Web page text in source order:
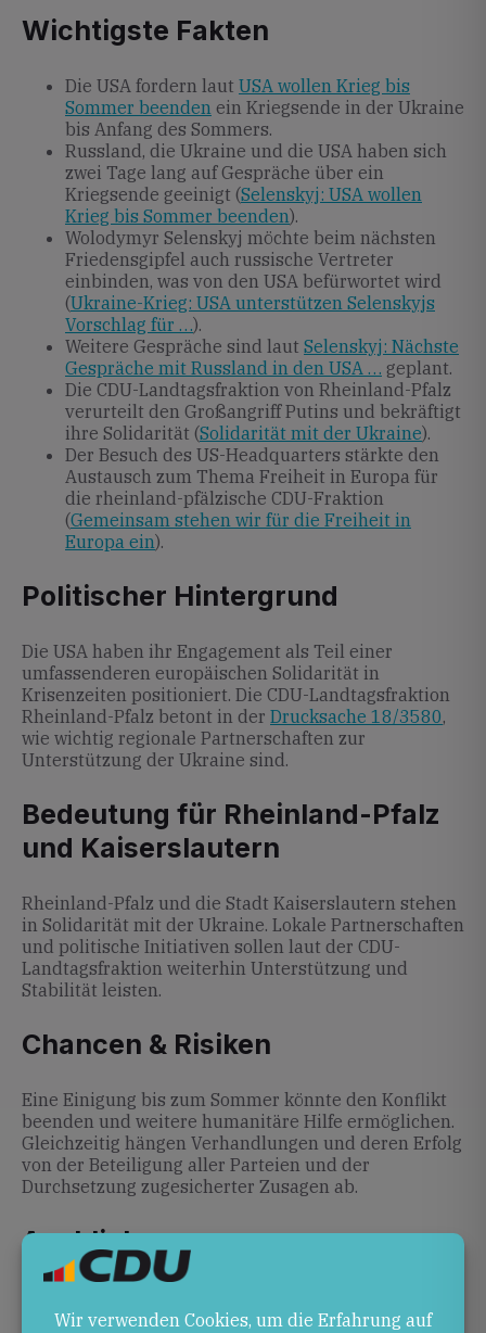
Wichtigste Fakten
Die USA fordern laut USA wollen Krieg bis
Sommer beenden ein Kriegsende in der Ukraine
bis Anfang des Sommers.
Russland, die Ukraine und die USA haben sich
zwei Tage lang auf Gespräche über ein
Kriegsende geeinigt (Selenskyj: USA wollen
Krieg bis Sommer beenden).
Wolodymyr Selenskyj möchte beim nächsten
Friedensgipfel auch russische Vertreter
einbinden, was von den USA befürwortet wird
(Ukraine-Krieg: USA unterstützen Selenskyjs
Vorschlag für …).
Weitere Gespräche sind laut Selenskyj: Nächste
Gespräche mit Russland in den USA … geplant.
Die CDU-Landtagsfraktion von Rheinland-Pfalz
verurteilt den Großangriff Putins und bekräftigt
ihre Solidarität (Solidarität mit der Ukraine).
Der Besuch des US-Headquarters stärkte den
Austausch zum Thema Freiheit in Europa für
die rheinland-pfälzische CDU-Fraktion
(Gemeinsam stehen wir für die Freiheit in
Europa ein).
Politischer Hintergrund
Die USA haben ihr Engagement als Teil einer
umfassenderen europäischen Solidarität in
Krisenzeiten positioniert. Die CDU-Landtagsfraktion
Rheinland-Pfalz betont in der Drucksache 18/3580,
wie wichtig regionale Partnerschaften zur
Unterstützung der Ukraine sind.
Bedeutung für Rheinland-Pfalz
und Kaiserslautern
Rheinland-Pfalz und die Stadt Kaiserslautern stehen
in Solidarität mit der Ukraine. Lokale Partnerschaften
und politische Initiativen sollen laut der CDU-
Landtagsfraktion weiterhin Unterstützung und
Stabilität leisten.
Chancen & Risiken
Eine Einigung bis zum Sommer könnte den Konflikt
beenden und weitere humanitäre Hilfe ermöglichen.
Gleichzeitig hängen Verhandlungen und deren Erfolg
von der Beteiligung aller Parteien und der
Durchsetzung zugesicherter Zusagen ab.
Ausblick
Nächste Gespräche mit Russland in den USA …neue